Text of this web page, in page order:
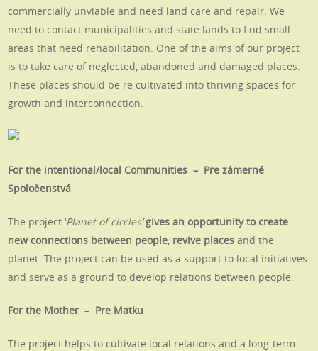
commercially unviable and need land care and repair. We
need to contact municipalities and state lands to find small
areas that need rehabilitation. One of the aims of our project
is to take care of neglected, abandoned and damaged places.
These places should be re cultivated into thriving spaces for
growth and interconnection.
For the intentional/local Communities – Pre zámerné
Spoločenstvá
The project ‘Planet of circles’ gives an opportunity to create
new connections between people revive places and the
planet. The project can be used as a support to local initiatives
and serve as a ground to develop relations between people.
For the Mother – Pre Matku
The project helps to cultivate local relations and a long-term